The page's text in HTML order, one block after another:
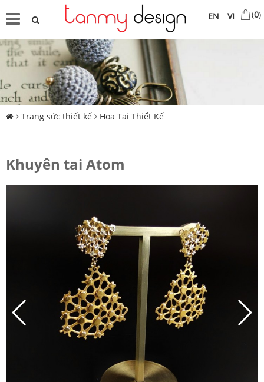
VI
EN (0)
Trang sức thiết kế Hoa Tai Thiết Kế
Khuyên tai Atom